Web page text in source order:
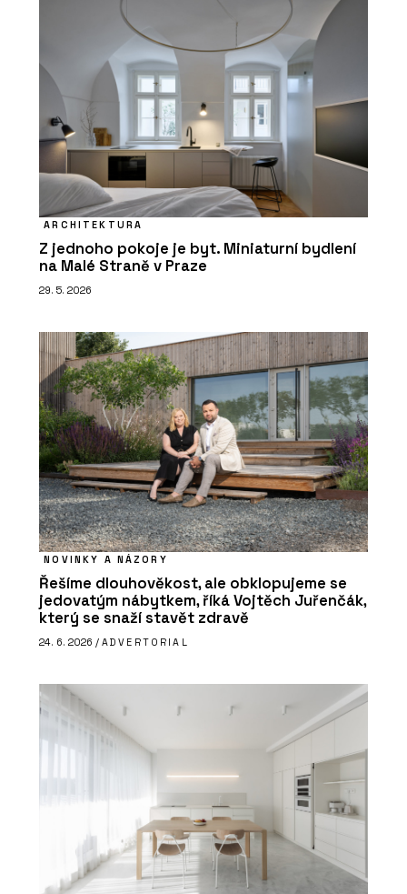
ARCHITEKTURA
Z jednoho pokoje je byt. Miniaturní bydlení
na Malé Straně v Praze
29. 5. 2026
NOVINKY A NÁZORY
Řešíme dlouhověkost, ale obklopujeme se
jedovatým nábytkem, říká Vojtěch Juřenčák,
který se snaží stavět zdravě
24. 6. 2026 / ADVERTORIAL